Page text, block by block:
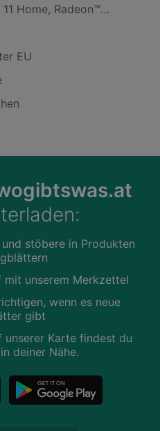
Home, Radeon™
EU
stöbere in Produkten
mit unserem Merkzettel
wenn es neue
gibt
unserer Karte findest du
deiner Nähe.